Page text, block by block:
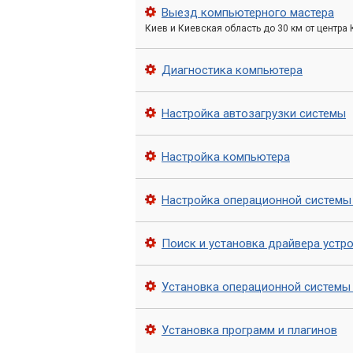
Драйверы периферийных
«Компьютерный
установке драйверов, гарантируя
Комплексный подход
Процесс установки драйверов в
этапов, обеспечивающих
Диагностика оборудования:Мы
производителей оборудования)
Выезд компьютерного мастера
Киев и Киевская область до 30 км от центра
Диагностика компьютера
Настройка автозагрузки системы
Настройка компьютера
Настройка операционной
Поиск и установка драйвера
Установка операционной
Установка программ и плагинов